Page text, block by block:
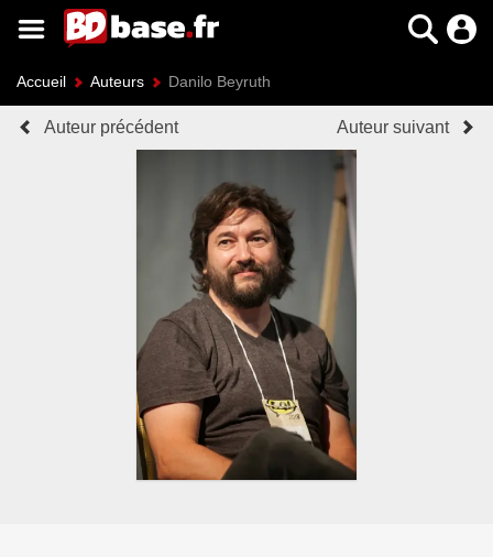
Accueil Auteurs Danilo Beyruth
Auteur précédent Auteur suivant